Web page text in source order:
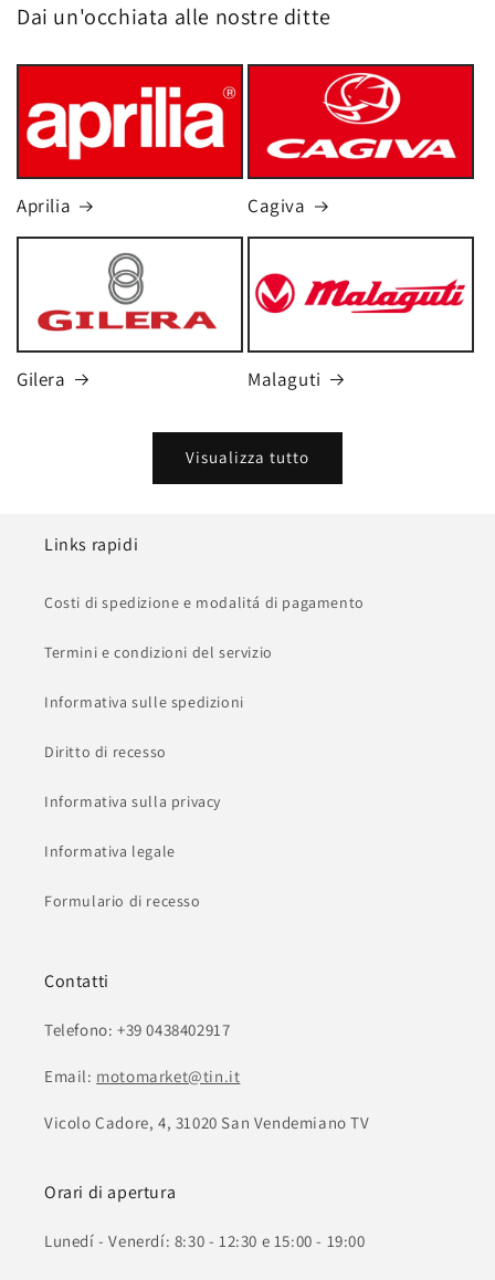
Dai un'occhiata alle nostre ditte
Aprilia Cagiva
Gilera Malaguti
Visualizza tutto
Links rapidi
Costi di spedizione e modalitá di pagamento
Termini e condizioni del servizio
Informativa sulle spedizioni
Diritto di recesso
Informativa sulla privacy
Informativa legale
Formulario di recesso
Contatti
Telefono: +39 0438402917
Email: motomarket@tin.it
Vicolo Cadore, 4, 31020 San Vendemiano TV
Orari di apertura
Lunedí - Venerdí: 8:30 - 12:30 e 15:00 - 19:00